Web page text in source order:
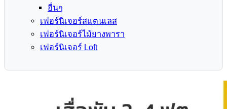
อื่นๆ
เฟอร์นิเจอร์สแตนเลส
เฟอร์นิเจอร์ไม้ยางพารา
เฟอร์นิเจอร์ Loft